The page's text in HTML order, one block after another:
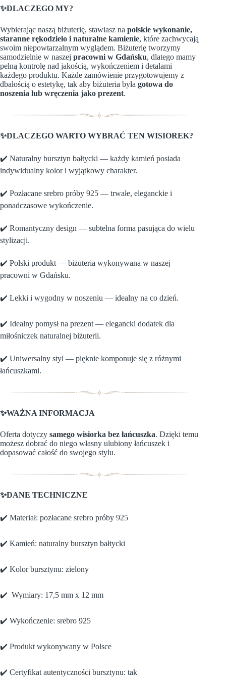
✨DLACZEGO MY?
Wybierając naszą biżuterię, stawiasz na polskie wykonanie,
staranne rękodzieło i naturalne kamienie, które zachwycają
swoim niepowtarzalnym wyglądem. Biżuterię tworzymy
samodzielnie w naszej pracowni w Gdańsku, dlatego mamy
pełną kontrolę nad jakością, wykończeniem i detalami
każdego produktu. Każde zamówienie przygotowujemy z
dbałością o estetykę, tak aby biżuteria była gotowa do
noszenia lub wręczenia jako prezent.
✨DLACZEGO WARTO WYBRAĆ TEN WISIOREK?
✔️ Naturalny bursztyn bałtycki — każdy kamień posiada
indywidualny kolor i wyjątkowy charakter.
✔️ Pozłacane srebro próby 925 — trwałe, eleganckie i
ponadczasowe wykończenie.
✔️ Romantyczny design — subtelna forma pasująca do wielu
stylizacji.
✔️ Polski produkt — biżuteria wykonywana w naszej
pracowni w Gdańsku.
✔️ Lekki i wygodny w noszeniu — idealny na co dzień.
✔️ Idealny pomysł na prezent — elegancki dodatek dla
miłośniczek naturalnej biżuterii.
✔️ Uniwersalny styl — pięknie komponuje się z różnymi
łańcuszkami.
✨WAŻNA INFORMACJA
Oferta dotyczy samego wisiorka bez łańcuszka. Dzięki temu
możesz dobrać do niego własny ulubiony łańcuszek i
dopasować całość do swojego stylu.
✨DANE TECHNICZNE
✔️ Materiał: pozłacane srebro próby 925
✔️ Kamień: naturalny bursztyn bałtycki
✔️ Kolor bursztynu: zielony
✔️ Wymiary: 17,5 mm x 12 mm
✔️ Wykończenie: srebro 925
✔️ Produkt wykonywany w Polsce
✔️ Certyfikat autentyczności bursztynu: tak